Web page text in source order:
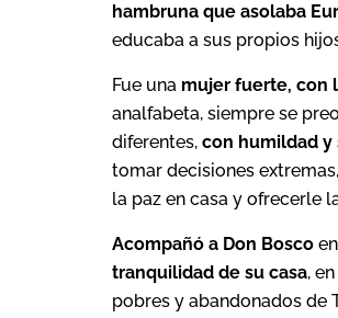
hambruna que asolaba
educaba a sus propios
Fue una mujer fuerte, con
analfabeta, siempre se
diferentes, con humildad y
tomar decisiones
la paz en casa y ofrecerle
Acompañó a Don Bosco
tranquilidad de su casa,
pobres y abandonados de